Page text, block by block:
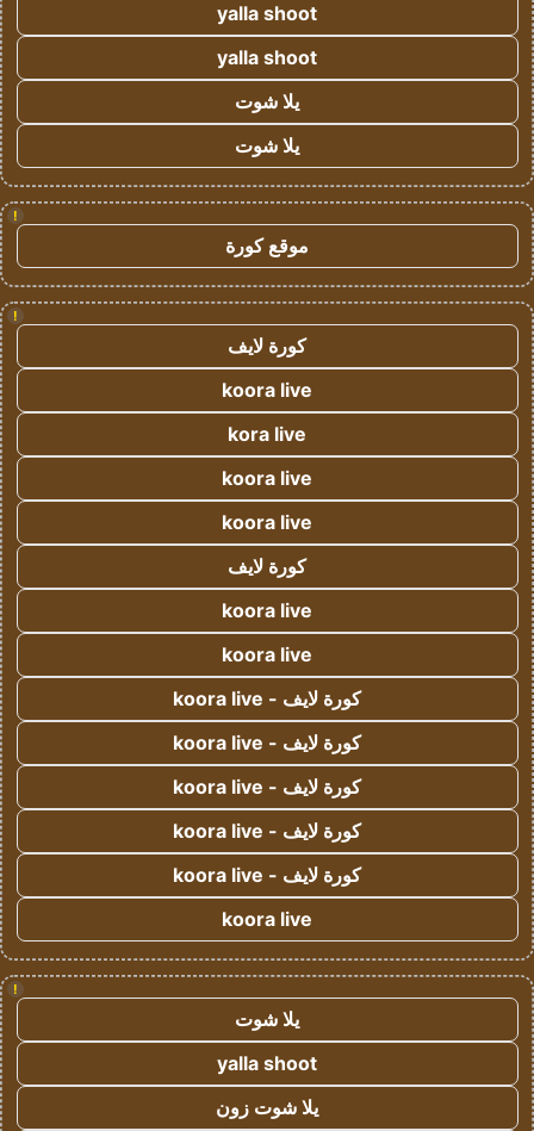
yalla shoot
yalla shoot
يلا شوت
يلا شوت
!
موقع كورة
!
كورة لايف
koora live
kora live
koora live
koora live
كورة لايف
koora live
koora live
كورة لايف - koora live
كورة لايف - koora live
كورة لايف - koora live
كورة لايف - koora live
كورة لايف - koora live
koora live
!
يلا شوت
yalla shoot
يلا شوت زون